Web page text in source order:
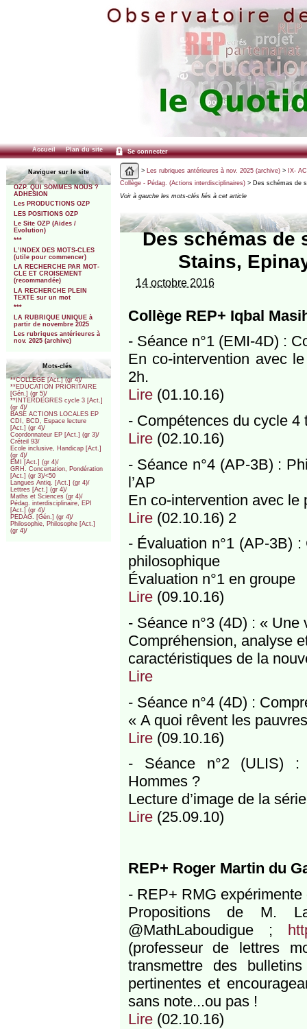
Accueil Plan du site Se connecter
Naviguer sur le site
OZP. QUI SOMMES NOUS ?
ADHESION
Les PRODUCTIONS OZP
LES POSITIONS OZP
Le Site OZP (Aides /
Evolution)
***
L’INDEX DES MOTS-CLES
(utile pour commencer)
LA RECHERCHE PAR MOT-
CLE ET CROISEMENT
(recommandée)
LA RECHERCHE PLEIN
TEXTE sur un mot
***
LA RUBRIQUE UNIQUE à
partir de novembre 2025
Les rubriques antérieures à
nov. 2025 (archive)
Mots-clés
**COLLEGE [Act.] (gr 4)/
**EDUCATION PRIORITAIRE
[Gén.] (gr 5)/
**INTERDEGRES cycle 3 [Act.]
(gr 4)/
BASE ACTIONS LOCALES EP
CDI, BCD, Espace lecture
[Act.] (gr 4)/
Coordonnateur EP [Act.] (gr 3)/
Créteil 93/
Ecole inclusive, Handicap [Act.]
(gr 4)/
EMI [Act.] (gr 4)/
GRH. Concertation, Pondération
[Act.] (gr 3)/<50
Langues Antiq. [Act.] (gr 4)/
Lettres [Act.] (gr 4)/
Maths et Sciences (gr 4)/
Pédag. interdisciplinaire, EPI
[Act.] (gr 4)/
PEDAG. [Gén.] (gr 4)/
Philosophie, Philosophe [Act.]
(gr 4)/
> Les rubriques antérieures à nov. 2025 (archive)> IX-
Collège - Pédag. (Actions interdisciplinaires)> Des schémas de
Voir à gauche les mots-clés liés à cet article
Des schémas de
Stains,
14 octobre 2016
Collège REP+ Iqbal
- Séance n°1 (EMI-4D) :
En co-intervention avec
2h.
Lire(01.10.16)
- Compétences du cycle 4
Lire(02.10.16)
- Séance n°4 (AP-3B) :
l’AP
En co-intervention avec le
Lire(02.10.16) 2
- Évaluation n°1 (AP-3B)
philosophique
Évaluation n°1 en groupe
Lire(09.10.16)
- Séance n°3 (4D) : « Une
Compréhension, analyse
caractéristiques de la
Lire
- Séance n°4 (4D) :
« A quoi rêvent les
Lire(09.10.16)
- Séance n°2 (ULIS) :
Hommes ?
Lecture d’image de la
Lire(25.09.10)
REP+ Roger Martin du
- REP+ RMG
Propositions de M.
@MathLaboudigue ;
(professeur de lettres
transmettre des
pertinentes et
sans note...ou pas !
Lire(02.10.16)